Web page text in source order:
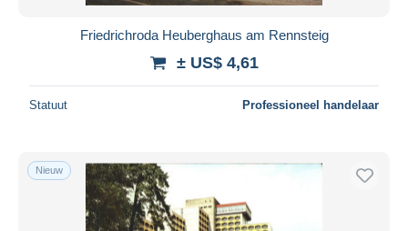
Friedrichroda Heuberghaus am Rennsteig
± US$ 4,61
Statuut Professioneel handelaar
Nieuw